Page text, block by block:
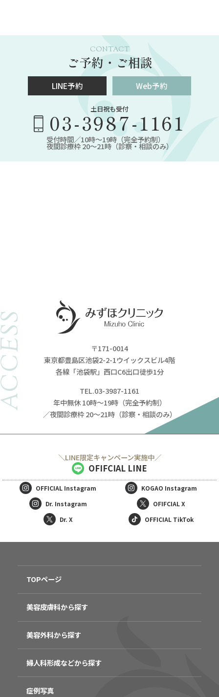
CONTACT
ご予約・ご相談
LINE予約 Web予約
土日祝も受付
03-3987-1161
受付時間／10時～19時（完全予約制）
夜間診療枠 20～21時（診察・相談のみ）
〒171-0014
東京都豊島区池袋2-2-1ウイックスビル4階
各線「池袋駅」西口C6出口徒歩1分
TEL.03-3987-1161
年中無休 10時～19時（完全予約制）
／夜間診療枠 20～21時（診察・相談のみ）
＼LINE限定キャンペーン実施中／
OFIFCIAL LINE
OFFICIAL Instagram KOGAO Instagram
Dr. Instagram
OFIFCIAL X
Dr. X
OFFICIAL TikTok
TOPページ
美容皮膚科から探す
美容外科から探す
婦人科形成などから探す
症例写真